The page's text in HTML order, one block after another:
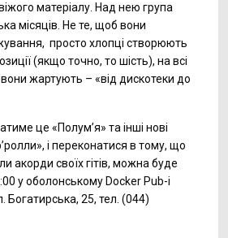
матеріалу. Над нею група
місяців. Не те, щоб вони
просто хлопці створюють
(якщо точно, то шість), на всі
жартують – «від дискотеки до
це «Полум’я» та інші нові
і переконатися в тому, що
акорди своїх гітів, можна буде
у оболонському Docker Pub-і
Богатирська, 25, тел. (044)